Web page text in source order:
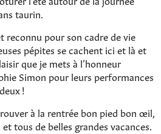
taurin.
reconnu pour son cadre de vie
pépites se cachent ici et là et
que je mets à l’honneur
Simon pour leurs performances
!
à la rentrée bon pied bon œil,
tous de belles grandes vacances.